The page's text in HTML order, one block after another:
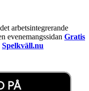
arbetsintegrerande
evenemangssidan Gratis
Spelkväll.nu